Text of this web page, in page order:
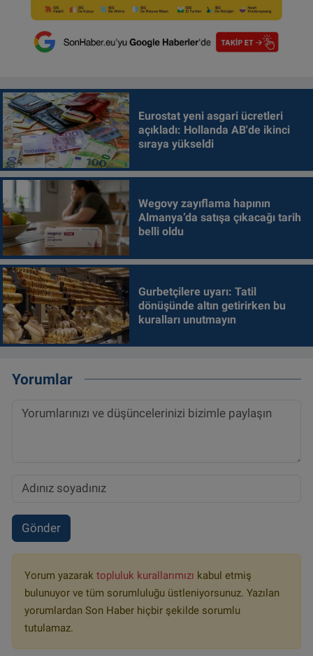
Eurostat yeni asgari ücretleri
açıkladı: Hollanda AB'de ikinci
sıraya yükseldi
Wegovy zayıflama hapının
Almanya’da satışa çıkacağı tarih
belli oldu
Gurbetçilere uyarı: Tatil
dönüşünde altın getirirken bu
kuralları unutmayın
Yorumlar
Gönder
Yorum yazarak topluluk kurallarımızı kabul etmiş
bulunuyor ve tüm sorumluluğu üstleniyorsunuz. Yazılan
yorumlardan Son Haber hiçbir şekilde sorumlu
tutulamaz.